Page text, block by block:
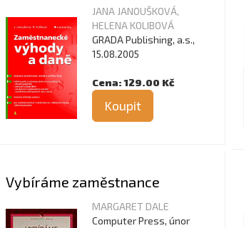
JANA JANOUŠKOVÁ,
HELENA KOLIBOVÁ
GRADA Publishing, a.s.,
15.08.2005
Cena: 129.00 Kč
Koupit
Vybíráme zaměstnance
MARGARET DALE
Computer Press, únor